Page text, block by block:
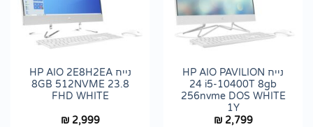
הוסף
לרשימת
wishlist
נייח HP AIO PAVILION
24 i5-10400T 8gb
256nvme DOS WHITE
1Y
₪2,799
הוסף
לרשימת
wishlist
נייח HP AIO 2E8H2EA
8GB 512NVME 23.8
FHD WHITE
₪2,999